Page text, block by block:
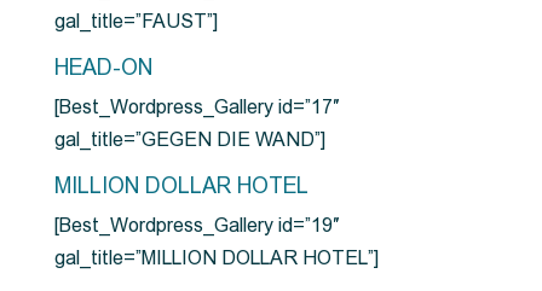
gal_title=”FAUST”]
HEAD-ON
[Best_Wordpress_Gallery id=”17″
gal_title=”GEGEN DIE WAND”]
MILLION DOLLAR HOTEL
[Best_Wordpress_Gallery id=”19″
gal_title=”MILLION DOLLAR HOTEL”]